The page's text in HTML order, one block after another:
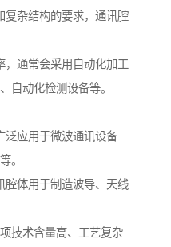
杂结构的要求，通讯腔
通常会采用自动化加工
自动化检测设备等。
应用于微波通讯设备
。
体用于制造波导、天线
技术含量高、工艺复杂